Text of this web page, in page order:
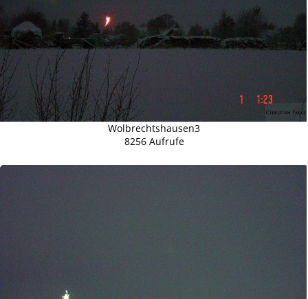
Wolbrechtshausen3
8256 Aufrufe